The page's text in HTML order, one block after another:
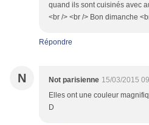
quand ils sont cuisinés avec
<br /> <br /> Bon dimanche
Répondre
N Not parisienne 15/03/2015
Elles ont une couleur
D